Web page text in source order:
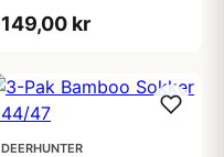
149,00 kr
DEERHUNTER